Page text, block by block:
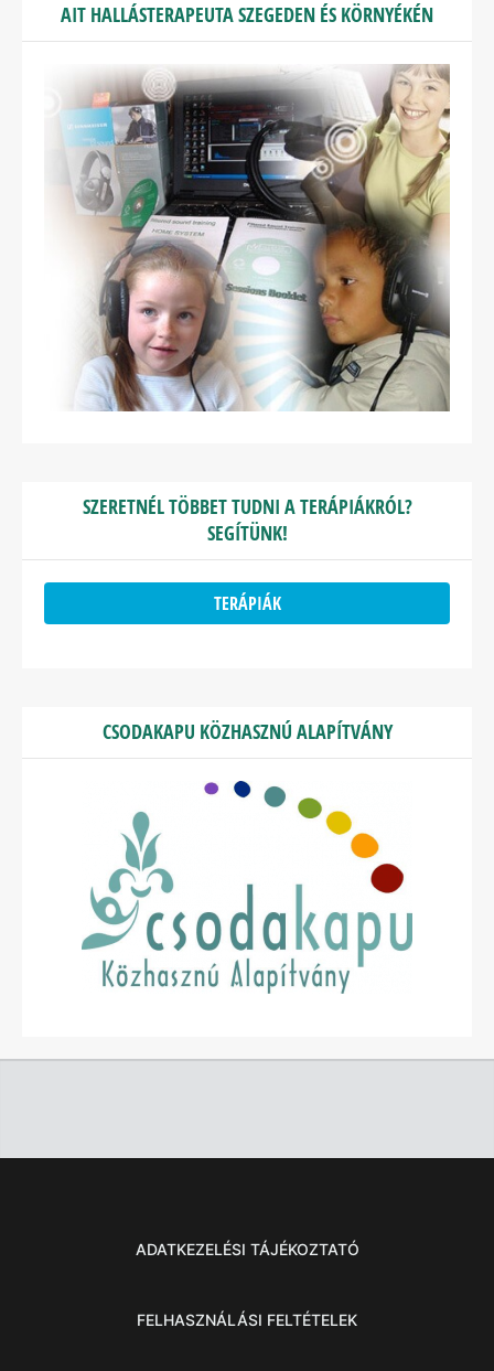
AIT HALLÁSTERAPEUTA SZEGEDEN ÉS KÖRNYÉKÉN
SZERETNÉL TÖBBET TUDNI A TERÁPIÁKRÓL?
SEGÍTÜNK!
TERÁPIÁK
CSODAKAPU KÖZHASZNÚ ALAPÍTVÁNY
ADATKEZELÉSI TÁJÉKOZTATÓ
FELHASZNÁLÁSI FELTÉTELEK